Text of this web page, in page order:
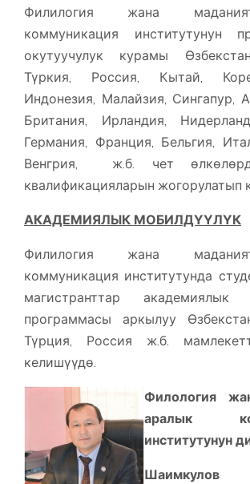
Филилогия жана
коммуникация институтунун
окутуучулук курамы
Түркия, Россия, Кытай,
Индонезия, Малайзия, Сингапур,
Британия, Ирландия,
Германия, Франция, Бельгия,
Венгрия, ж.б. чет
квалификацияларын жогорулатып
АКАДЕМИЯЛЫК МОБИЛДҮҮЛҮК
Филилогия жана
коммуникация институтунда
магистранттар академиялык
программасы аркылуу
Түрция, Россия ж.б.
келишүүдө.
Филология
аралык
институтунун